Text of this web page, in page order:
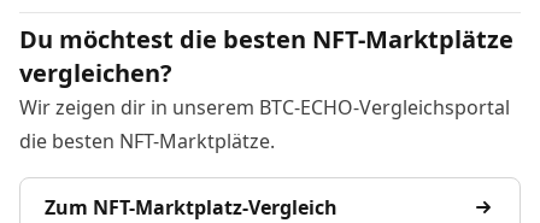
Du möchtest die besten NFT-Marktplätze
vergleichen?
Wir zeigen dir in unserem BTC-ECHO-Vergleichsportal
die besten NFT-Marktplätze.
Zum NFT-Marktplatz-Vergleich